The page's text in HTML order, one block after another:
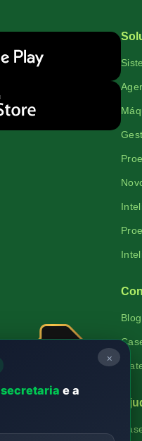
Blog
×
secretaria e a